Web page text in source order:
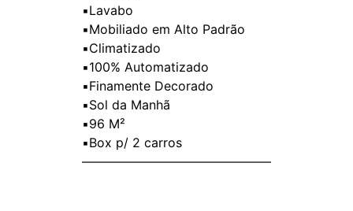
▪️Lavabo
▪️Mobiliado em Alto Padrão
▪️Climatizado
▪️100% Automatizado
▪️Finamente Decorado
▪️Sol da Manhã
▪️96 M²
▪️Box p/ 2 carros